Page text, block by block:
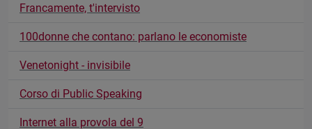
Francamente, t'intervisto
100donne che contano: parlano le economiste
Venetonight - invisibile
Corso di Public Speaking
Internet alla provola del 9